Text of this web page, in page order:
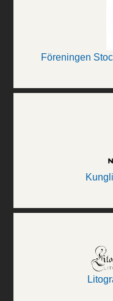
Föreningen